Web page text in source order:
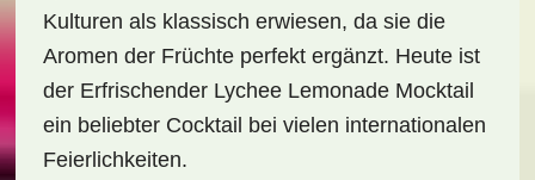
Kulturen als klassisch erwiesen, da sie die
Aromen der Früchte perfekt ergänzt. Heute ist
der Erfrischender Lychee Lemonade Mocktail
ein beliebter Cocktail bei vielen internationalen
Feierlichkeiten.